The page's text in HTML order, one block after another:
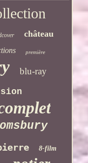
château
première
blu-ray
8-film